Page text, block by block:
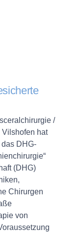
/
Vilshofen hat
DHG-
(DHG)
Chirurgen
von